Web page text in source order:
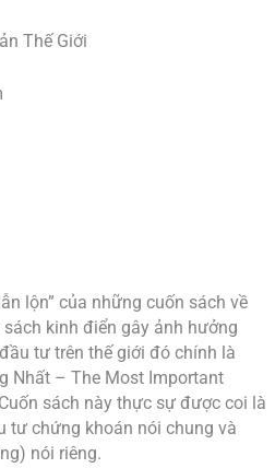
Thế Giới
lộn” của những cuốn sách về
kinh điển gây ảnh hưởng
tư trên thế giới đó chính là
Nhất – The Most Important
sách này thực sự được coi là
tư chứng khoán nói chung và
nói riêng.